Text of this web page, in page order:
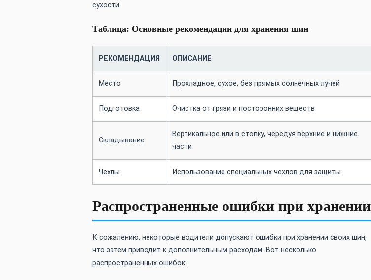
сухости.
Таблица: Основные рекомендации для хранения шин
РЕКОМЕНДАЦИЯ ОПИСАНИЕ
Место Прохладное, сухое, без прямых солнечных лучей
Подготовка Очистка от грязи и посторонних веществ
Складывание
Вертикальное или в стопку, чередуя верхние и нижние
части
Чехлы Использование специальных чехлов для защиты
Распространенные ошибки при хранении
К сожалению, некоторые водители допускают ошибки при хранении своих шин,
что затем приводит к дополнительным расходам. Вот несколько
распространенных ошибок: